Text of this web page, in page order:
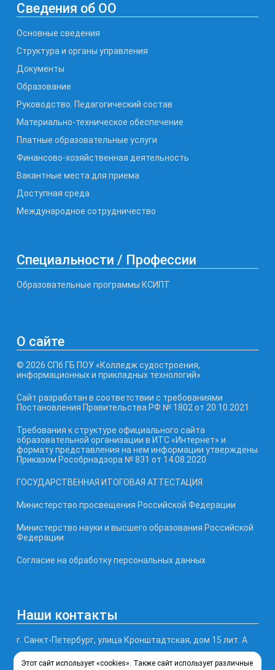
Сведения об ОО
Основные сведения
Структура и органы управления
Документы
Образование
Руководство. Педагогический состав
Материально-техническое обеспечение
Платные образовательные услуги
Финансово-хозяйственная деятельность
Вакантные места для приема
Доступная среда
Международное сотрудничество
Специальности / Профессии
Образовательные программы КСИПТ
О сайте
© 2026 СПб ГБ ПОУ «Колледж судостроения,
информационных и прикладных технологий»
Сайт разработан в соответствии с требованиями
Постановления Правительства РФ № 1802 от 20.10.2021
Требования к структуре официального сайта
образовательной организации в ИТС «Интернет» и
формату представления на нем информации утверждены
Приказом Рособрнадзора № 831 от 14.08.2020
ГОСУДАРСТВЕННАЯ ИТОГОВАЯ АТТЕСТАЦИЯ
Министерство просвещения Российской Федерации
Министерство науки и высшего образования Российской
Федерации
Согласие на обработку персональных данных
Наши контакты
г. Санкт-Петербург, улица Кронштадтская, дом 15 лит. А
Телефон, факс: (812) 246-77-99
Этот сайт использует «cookies». Также сайт использует различные